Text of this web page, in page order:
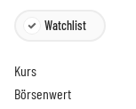
Watchlist
Kurs
Börsenwert